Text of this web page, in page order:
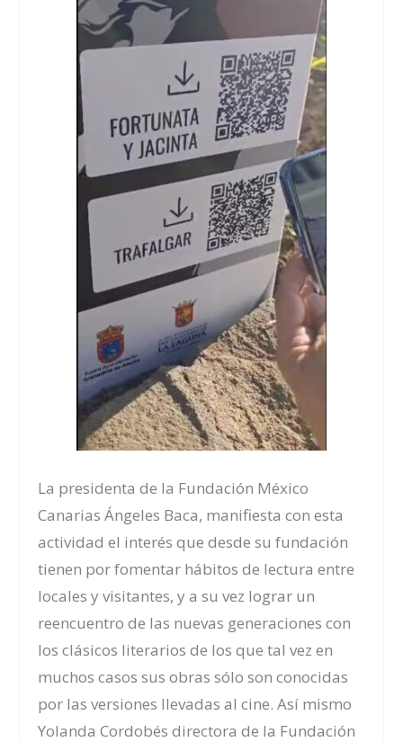
La presidenta de la Fundación México
Canarias Ángeles Baca, manifiesta con esta
actividad el interés que desde su fundación
tienen por fomentar hábitos de lectura entre
locales y visitantes, y a su vez lograr un
reencuentro de las nuevas generaciones con
los clásicos literarios de los que tal vez en
muchos casos sus obras sólo son conocidas
por las versiones llevadas al cine. Así mismo
Yolanda Cordobés directora de la Fundación